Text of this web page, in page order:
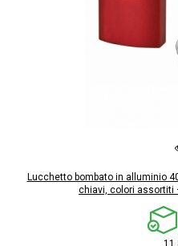
Lucchetto bombato in alluminio
chiavi, colori assortiti